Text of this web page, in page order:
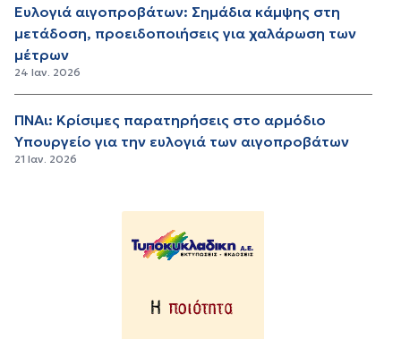
Ευλογιά αιγοπροβάτων: Σημάδια κάμψης στη
μετάδοση, προειδοποιήσεις για χαλάρωση των
μέτρων
24 Ιαν. 2026
ΠΝΑι: Κρίσιμες παρατηρήσεις στο αρμόδιο
Υπουργείο για την ευλογιά των αιγοπροβάτων
21 Ιαν. 2026